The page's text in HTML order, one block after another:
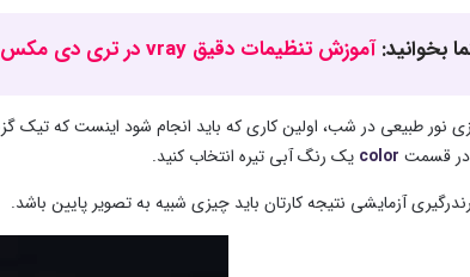
بخوانید:آموزش تنظیمات دقیق vray در تری دی مکس برای دریافت بالاترین کیفیت رندر
نور طبیعی در شب، اولین کاری که باید انجام شود اینست که تیک
color یک رنگ آبی تیره انتخاب کنید.
آزمایشی نتیجه کارتان باید چیزی شبیه به تصویر پایین باشد.